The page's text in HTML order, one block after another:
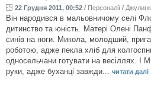
22 Грудня 2011, 00:52 / Персоналії /
Він народився в мальовничому селі
дитинство та юність. Матері Олені
синів на ноги. Микола, молодший,
роботою, адже пекла хліб для
односельчани готувати на весіллях. І
руки, адже буханці завжди... читати далі